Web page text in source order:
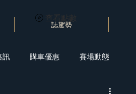
誌駕勢
查看點數
訊 購車優惠 賽場動態